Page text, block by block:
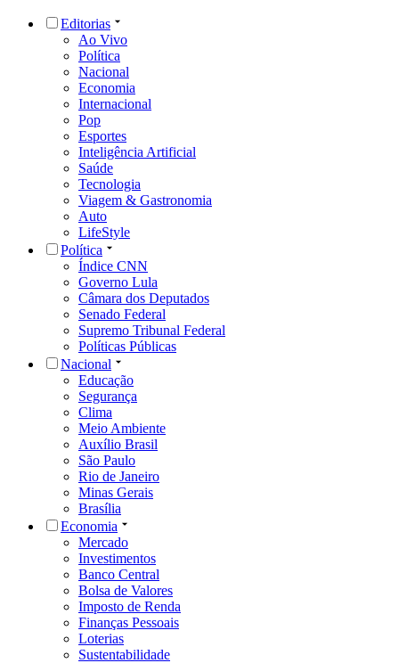
Editorias
Ao Vivo
Política
Nacional
Economia
Internacional
Pop
Esportes
Inteligência Artificial
Saúde
Tecnologia
Viagem & Gastronomia
Auto
LifeStyle
Política
Índice CNN
Governo Lula
Câmara dos Deputados
Senado Federal
Supremo Tribunal Federal
Políticas Públicas
Nacional
Educação
Segurança
Clima
Meio Ambiente
Auxílio Brasil
São Paulo
Rio de Janeiro
Minas Gerais
Brasília
Economia
Mercado
Investimentos
Banco Central
Bolsa de Valores
Imposto de Renda
Finanças Pessoais
Loterias
Sustentabilidade